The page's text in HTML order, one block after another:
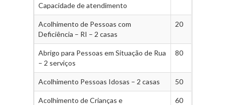
Capacidade de atendimento
Acolhimento de Pessoas com
Deficiência – RI – 2 casas
20
Abrigo para Pessoas em Situação de Rua
– 2 serviços
80
Acolhimento Pessoas Idosas – 2 casas 50
Acolhimento de Crianças e
60